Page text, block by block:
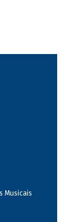
Musicais